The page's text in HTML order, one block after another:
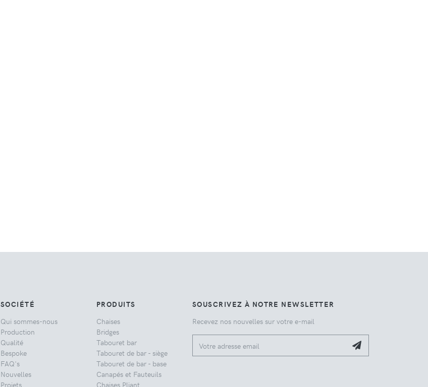
SOCIÉTÉ
Qui sommes-nous
Production
Qualité
Bespoke
FAQ's
Nouvelles
Projets
PRODUITS
Chaises
Bridges
Tabouret bar
Tabouret de bar - siège
Tabouret de bar - base
Canapés et Fauteuils
Chaises Pliant
SOUSCRIVEZ À NOTRE NEWSLETTER
Recevez nos nouvelles sur votre e-mail